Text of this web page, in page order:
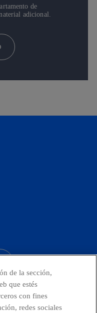
de
adicional.
de la sección,
que estés
con fines
redes sociales